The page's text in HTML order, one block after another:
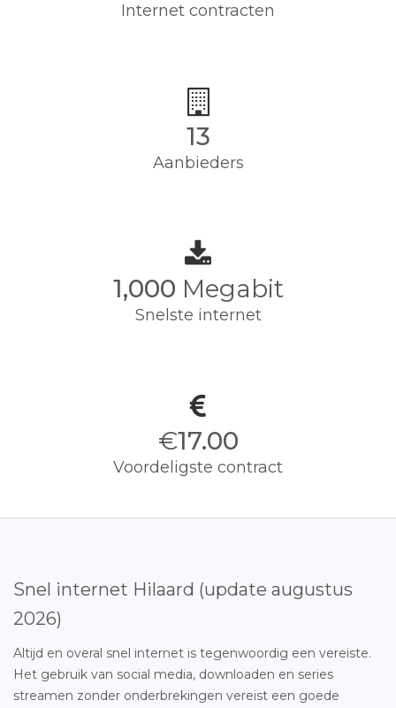
Internet contracten
13
Aanbieders
1,000 Megabit
Snelste internet
€17.00
Voordeligste contract
Snel internet Hilaard (update augustus
2026)
Altijd en overal snel internet is tegenwoordig een vereiste.
Het gebruik van social media, downloaden en series
streamen zonder onderbrekingen vereist een goede